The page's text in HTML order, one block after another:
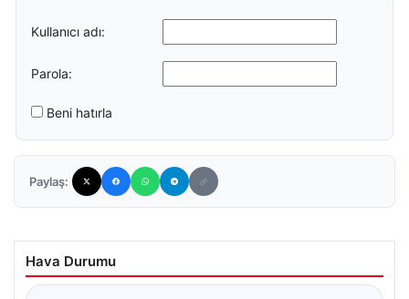
Kullanıcı adı:
Parola:
Beni hatırla
Paylaş:
Hava Durumu